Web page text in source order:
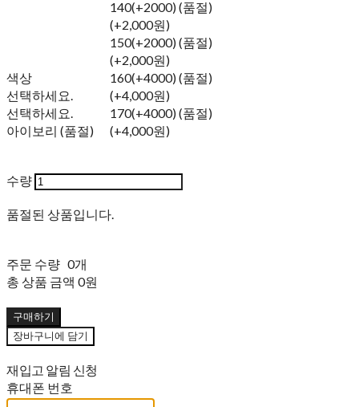
색상
선택하세요.
선택하세요.
아이보리 (품절)
140(+2000) (품절)
(+2,000원)
150(+2000) (품절)
(+2,000원)
160(+4000) (품절)
(+4,000원)
170(+4000) (품절)
(+4,000원)
수량
품절된 상품입니다.
주문 수량 0개
총 상품 금액 0원
구매하기
장바구니에 담기
재입고 알림 신청
휴대폰 번호